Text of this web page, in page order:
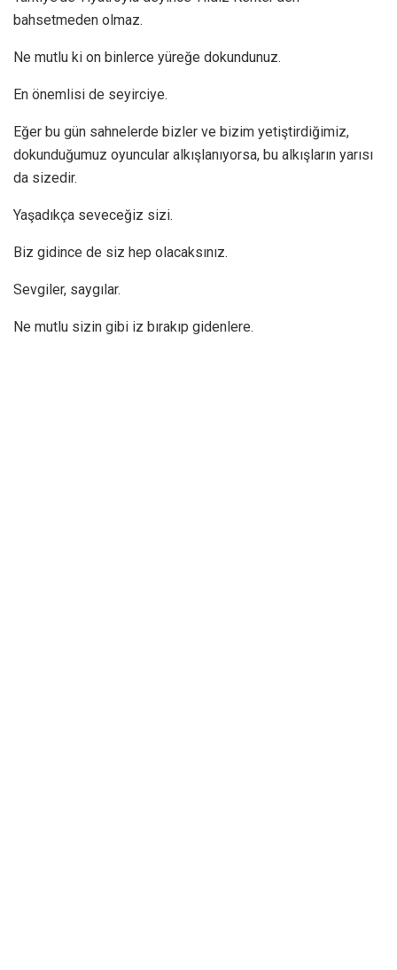
bahsetmeden olmaz.
Ne mutlu ki on binlerce yüreğe dokundunuz.
En önemlisi de seyirciye.
Eğer bu gün sahnelerde bizler ve bizim yetiştirdiğimiz,
dokunduğumuz oyuncular alkışlanıyorsa, bu alkışların yarısı
da sizedir.
Yaşadıkça seveceğiz sizi.
Biz gidince de siz hep olacaksınız.
Sevgiler, saygılar.
Ne mutlu sizin gibi iz bırakıp gidenlere.